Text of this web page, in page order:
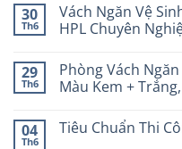
30
Th6
Vách Ngăn Vệ
HPL Chuyên
29
Th6
Phòng Vách
Màu Kem +
04
Th6
Tiêu Chuẩn Thi